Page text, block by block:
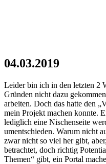
04.03.2019
Leider bin ich in den letzten 2
Gründen nicht dazu
arbeiten. Doch das hatte den
mein Projekt machen konnte.
lediglich eine Nischenseite
umentschieden. Warum nicht
zwar nicht so viel her gibt,
betrachtet, doch richtig
Themen“ gibt, ein Portal